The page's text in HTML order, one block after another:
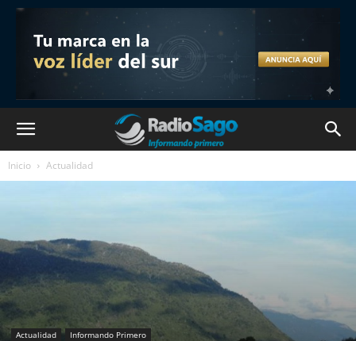
Inicio Actualidad
Actualidad Informando Primero